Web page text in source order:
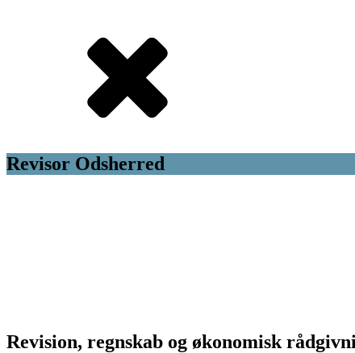
Revisor Odsherred
Revision, regnskab og økonomisk